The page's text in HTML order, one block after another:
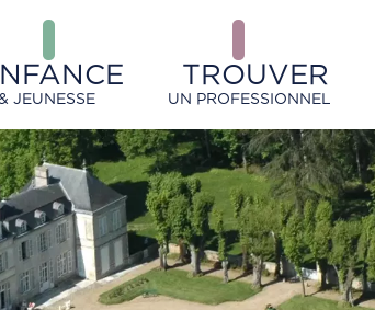
JEUNESSE
TROUVER
UN PROFESSIONNEL